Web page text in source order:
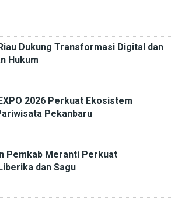
Dukung Transformasi Digital dan
Hukum
2026 Perkuat Ekosistem
Pekanbaru
Pemkab Meranti Perkuat
dan Sagu